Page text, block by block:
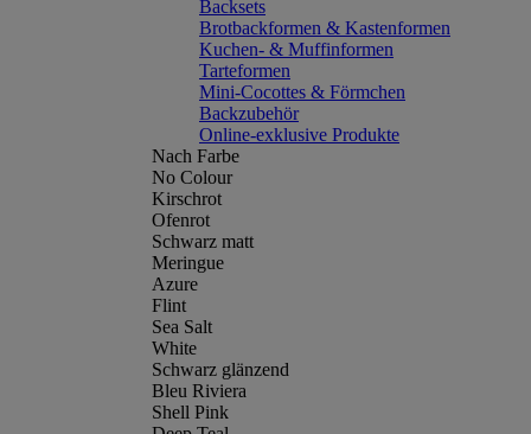
Backsets
Brotbackformen & Kastenformen
Kuchen- & Muffinformen
Tarteformen
Mini-Cocottes & Förmchen
Backzubehör
Online-exklusive Produkte
Nach Farbe
No Colour
Kirschrot
Ofenrot
Schwarz matt
Meringue
Azure
Flint
Sea Salt
White
Schwarz glänzend
Bleu Riviera
Shell Pink